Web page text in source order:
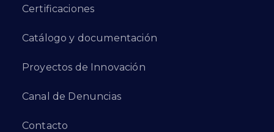
Certificaciones
Catálogo y documentación
Proyectos de Innovación
Canal de Denuncias
Contacto